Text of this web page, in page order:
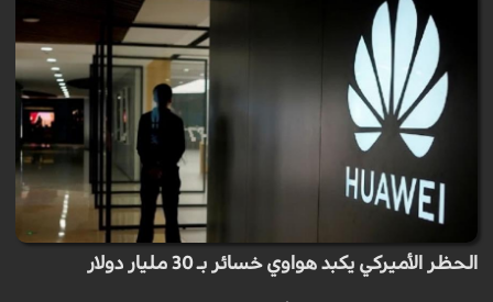
الحظر الأميركي يكبد هواوي خسائر بـ 30 مليار دولار